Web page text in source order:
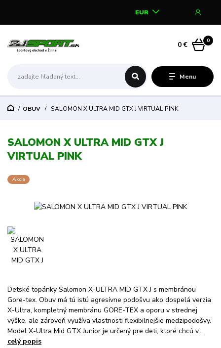
Menu
EUR
0
0 €
OBUV SALOMON X ULTRA MID GTX J VIRTUAL PINK
SALOMON X ULTRA MID GTX J
VIRTUAL PINK
Akcia
Detské topánky Salomon X-ULTRA MID GTX J s membránou
Gore-tex. Obuv má tú istú agresívne podošvu ako dospelá verzia
X-Ultra, kompletný membránu GORE-TEX a oporu v strednej
výške, ale zároveň využíva vlastnosti flexibilnejšie medzipodošvy.
Model X-Ultra Mid GTX Junior je určený pre deti, ktoré chcú v...
celý popis